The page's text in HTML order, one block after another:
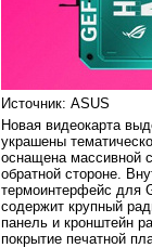
Источник: ASUS
Новая видеокарта
украшены
оснащена массивной
обратной стороне.
термоинтерфейс для
содержит крупный
панель и кронштейн
покрытие печатной